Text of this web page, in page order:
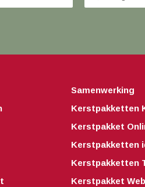
Samenwerking
Kerstpakketten
Kerstpakket
Kerstpakketten
Kerstpakketten
Kerstpakket